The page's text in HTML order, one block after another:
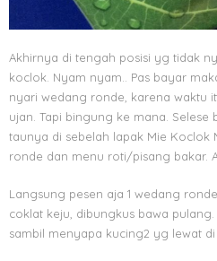
Akhirnya di tengah posisi yg tidak
koclok. Nyam nyam.. Pas bayar
nyari wedang ronde, karena waktu
ujan. Tapi bingung ke mana. Selese
taunya di sebelah lapak Mie Koclok
ronde dan menu roti/pisang bakar.
Langsung pesen aja 1 wedang
coklat keju, dibungkus bawa
sambil menyapa kucing2 yg lewat di